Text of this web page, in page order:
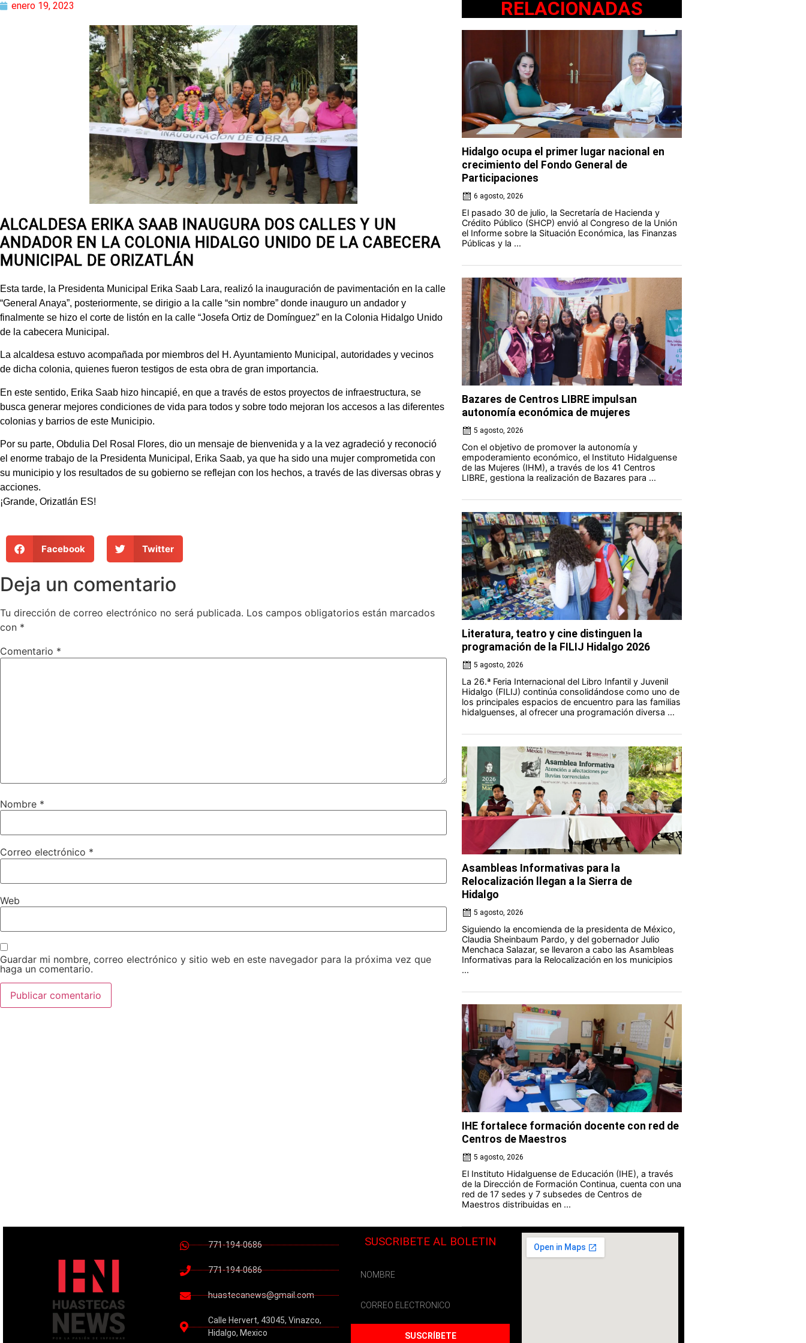
enero 19, 2023
ALCALDESA ERIKA SAAB INAUGURA DOS CALLES Y UN
ANDADOR EN LA COLONIA HIDALGO UNIDO DE LA CABECERA
MUNICIPAL DE ORIZATLÁN
Esta tarde, la Presidenta Municipal Erika Saab Lara, realizó la inauguración de pavimentación en la calle
“General Anaya”, posteriormente, se dirigio a la calle “sin nombre” donde inauguro un andador y
finalmente se hizo el corte de listón en la calle “Josefa Ortiz de Domínguez” en la Colonia Hidalgo Unido
de la cabecera Municipal.
La alcaldesa estuvo acompañada por miembros del H. Ayuntamiento Municipal, autoridades y vecinos
de dicha colonia, quienes fueron testigos de esta obra de gran importancia.
En este sentido, Erika Saab hizo hincapié, en que a través de estos proyectos de infraestructura, se
busca generar mejores condiciones de vida para todos y sobre todo mejoran los accesos a las diferentes
colonias y barrios de este Municipio.
Por su parte, Obdulia Del Rosal Flores, dio un mensaje de bienvenida y a la vez agradeció y reconoció
el enorme trabajo de la Presidenta Municipal, Erika Saab, ya que ha sido una mujer comprometida con
su municipio y los resultados de su gobierno se reflejan con los hechos, a través de las diversas obras y
acciones.
¡Grande, Orizatlán ES!
Facebook Twitter
Deja un comentario
Tu dirección de correo electrónico no será publicada. Los campos obligatorios están marcados
con *
Comentario *
Nombre *
Correo electrónico *
Web
Guardar mi nombre, correo electrónico y sitio web en este navegador para la próxima vez que
haga un comentario.
RELACIONADAS
Hidalgo ocupa el primer lugar nacional en
crecimiento del Fondo General de
Participaciones
6 agosto, 2026
El pasado 30 de julio, la Secretaría de Hacienda y
Crédito Público (SHCP) envió al Congreso de la Unión
el Informe sobre la Situación Económica, las Finanzas
Públicas y la ...
Bazares de Centros LIBRE impulsan
autonomía económica de mujeres
5 agosto, 2026
Con el objetivo de promover la autonomía y
empoderamiento económico, el Instituto Hidalguense
de las Mujeres (IHM), a través de los 41 Centros
LIBRE, gestiona la realización de Bazares para ...
Literatura, teatro y cine distinguen la
programación de la FILIJ Hidalgo 2026
5 agosto, 2026
La 26.ª Feria Internacional del Libro Infantil y Juvenil
Hidalgo (FILIJ) continúa consolidándose como uno de
los principales espacios de encuentro para las familias
hidalguenses, al ofrecer una programación diversa ...
Asambleas Informativas para la
Relocalización llegan a la Sierra de
Hidalgo
5 agosto, 2026
Siguiendo la encomienda de la presidenta de México,
Claudia Sheinbaum Pardo, y del gobernador Julio
Menchaca Salazar, se llevaron a cabo las Asambleas
Informativas para la Relocalización en los municipios
...
IHE fortalece formación docente con red de
Centros de Maestros
5 agosto, 2026
El Instituto Hidalguense de Educación (IHE), a través
de la Dirección de Formación Continua, cuenta con una
red de 17 sedes y 7 subsedes de Centros de
Maestros distribuidas en ...
771-194-0686
771-194-0686
huastecanews@gmail.com
Calle Hervert, 43045, Vinazco,
Hidalgo, Mexico
SUSCRIBETE AL BOLETIN
SUSCRÍBETE